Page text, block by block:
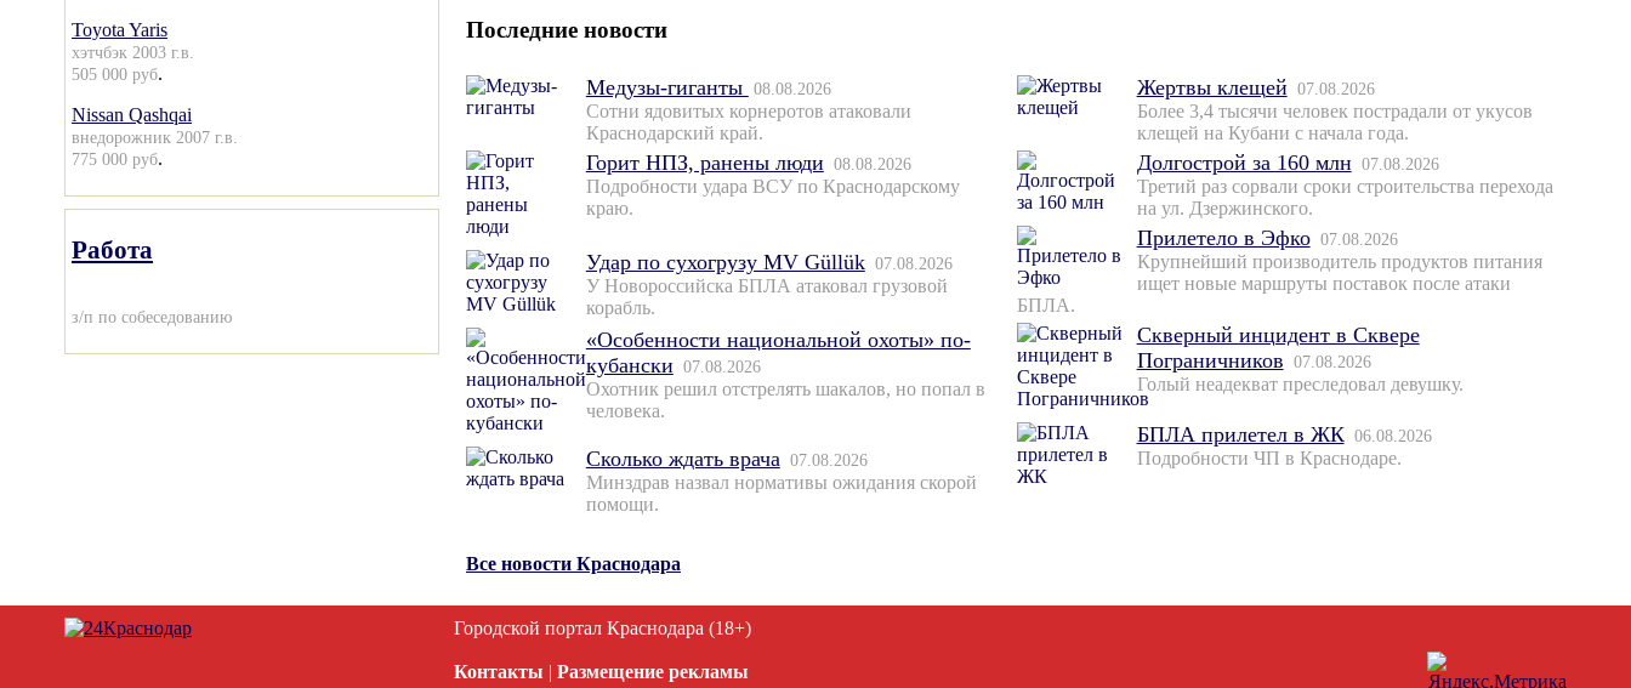
Toyota Yaris
хэтчбэк 2003 г.в.
505 000 руб.
Nissan Qashqai
внедорожник 2007 г.в.
775 000 руб.
Работа
з/п по собеседованию
Последние новости
Медузы-гиганты 08.08.2026
Сотни ядовитых корнеротов атаковали
Краснодарский край.
Горит НПЗ, ранены люди 08.08.2026
Подробности удара ВСУ по Краснодарскому
краю.
Удар по сухогрузу MV Güllük 07.08.2026
У Новороссийска БПЛА атаковал грузовой
корабль.
«Особенности национальной охоты» по-
кубански 07.08.2026
Охотник решил отстрелять шакалов, но попал в
человека.
Сколько ждать врача 07.08.2026
Минздрав назвал нормативы ожидания скорой
помощи.
Жертвы клещей 07.08.2026
Более 3,4 тысячи человек пострадали от укусов
клещей на Кубани с начала года.
Долгострой за 160 млн 07.08.2026
Третий раз сорвали сроки строительства перехода
на ул. Дзержинского.
Прилетело в Эфко 07.08.2026
Крупнейший производитель продуктов питания
ищет новые маршруты поставок после атаки
БПЛА.
Скверный инцидент в Сквере
Пограничников 07.08.2026
Голый неадекват преследовал девушку.
БПЛА прилетел в ЖК 06.08.2026
Подробности ЧП в Краснодаре.
Все новости Краснодара
Городской портал Краснодара (18+)
Контакты | Размещение рекламы